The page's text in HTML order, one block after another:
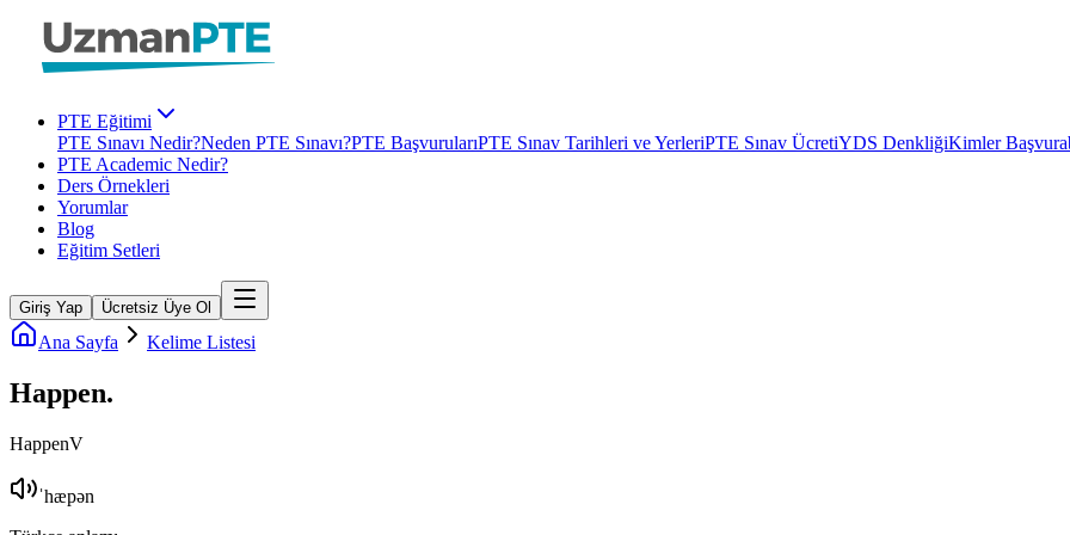
PTE Eğitimi
PTE Sınavı Nedir?Neden PTE Sınavı?PTE BaşvurularıPTE Sınav Tarihleri ve YerleriPTE Sınav ÜcretiYDS DenkliğiKimler
PTE Academic Nedir?
Ders Örnekleri
Yorumlar
Blog
Eğitim Setleri
Giriş Yap Ücretsiz Üye Ol
Ana Sayfa Kelime Listesi
Happen.
HappenV
ˈhæpən